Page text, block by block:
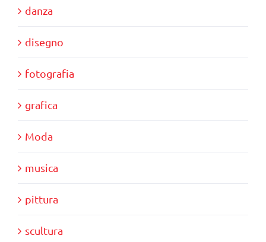
danza
disegno
fotografia
grafica
Moda
musica
pittura
scultura